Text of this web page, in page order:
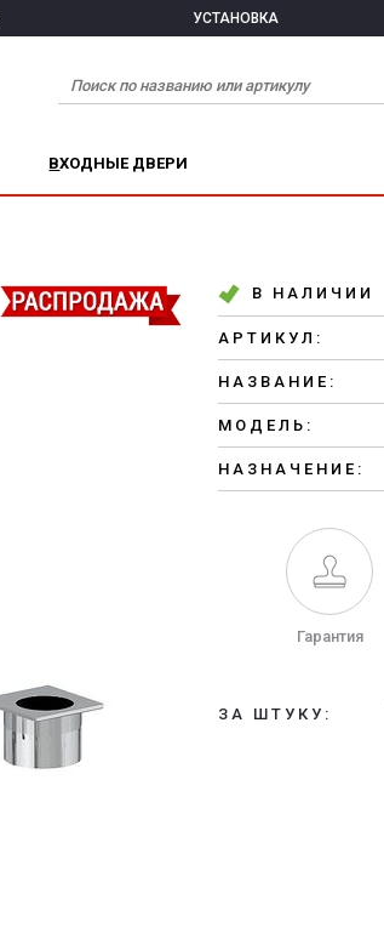
УСТАНОВКА
ВХОДНЫЕ ДВЕРИ
В НАЛИЧИИ
АРТИКУЛ:
НАЗВАНИЕ:
МОДЕЛЬ:
НАЗНАЧЕНИЕ:
Гарантия
ЗА ШТУКУ: